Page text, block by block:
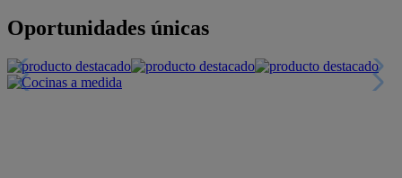
Oportunidades únicas